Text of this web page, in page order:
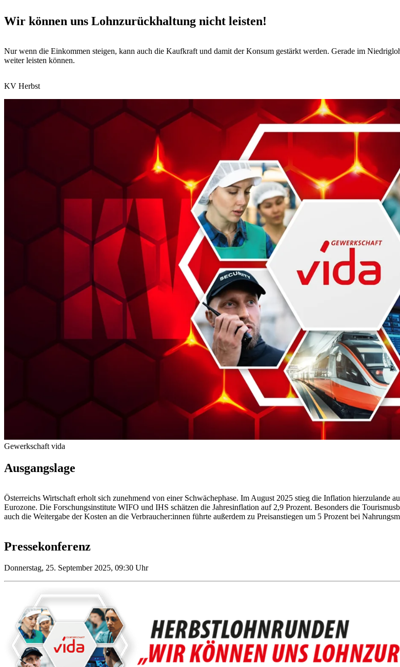
Wir können uns Lohnzurückhaltung nicht leisten!
Nur wenn die Einkommen steigen, kann auch die Kaufkraft und damit der Konsum gestärkt werden. Gerade im
weiter leisten können.
KV Herbst
Gewerkschaft vida
Ausgangslage
Österreichs Wirtschaft erholt sich zunehmend von einer Schwächephase. Im August 2025 stieg die Inflation hierzulande
Eurozone. Die Forschungsinstitute WIFO und IHS schätzen die Jahresinflation auf 2,9 Prozent. Besonders die
auch die Weitergabe der Kosten an die Verbraucher:innen führte außerdem zu Preisanstiegen um 5 Prozent bei
Pressekonferenz
Donnerstag, 25. September 2025, 09:30 Uhr